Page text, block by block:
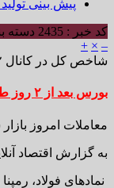
پیش بینی تولید ۹۰ هزار تن کره تا پایان سال
کد خبر : 2435 دسته
–
×
+
شاخص کل در کانال ۲ میلیون و ۱۵۰ هزارتایی
بورس بعد از ۲ روز طوفانی منفی آرام گرفت/
معاملات امروز
به گزارش اقتصاد آنلاین ، شاخص کل
نمادهای فولاد،